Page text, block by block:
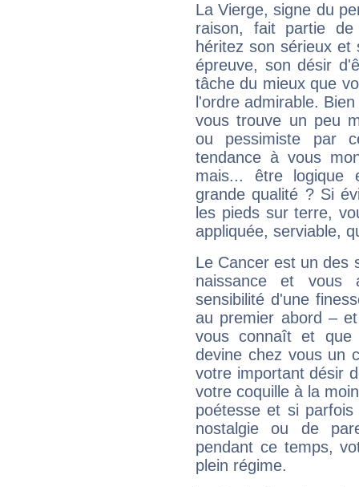
La Vierge, signe du
raison, fait partie
héritez son sérieux
épreuve, son désir
tâche du mieux que
l'ordre admirable.
vous trouve un peu
ou pessimiste par
tendance à vous
mais... être logique
grande qualité ? Si
les pieds sur terre,
appliquée, serviable,
Le Cancer est un des
naissance et vous
sensibilité d'une
au premier abord –
vous connaît et
devine chez vous un
votre important désir
votre coquille à la
poétesse et si
nostalgie ou de
pendant ce temps,
plein régime.